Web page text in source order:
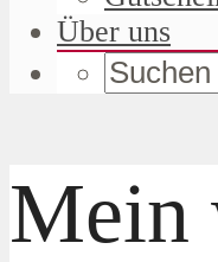
Über uns
Mein